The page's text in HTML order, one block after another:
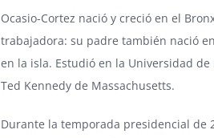
Ocasio-Cortez nació y creció en el
trabajadora: su padre también nació
en la isla. Estudió en la Universidad
Ted Kennedy de Massachusetts.
Durante la temporada presidencial de